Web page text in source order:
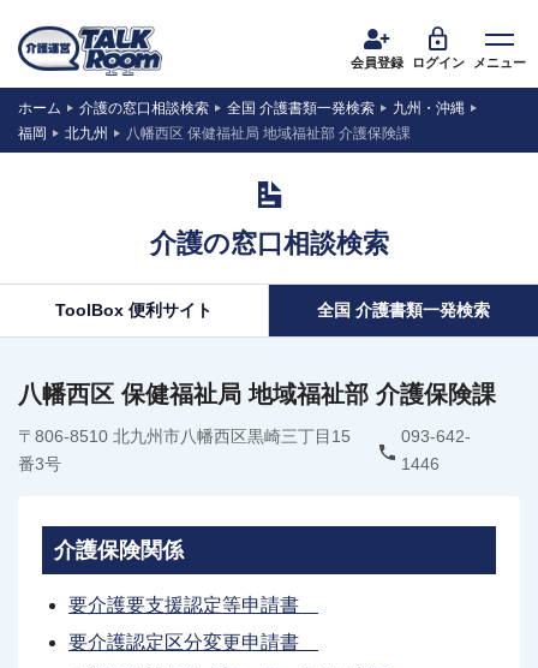
会員登録 ログイン メニュー
ホーム 介護の窓口相談検索 全国 介護書類一発検索
九州・沖縄
福岡
北九州 八幡西区 保健福祉局 地域福祉部 介護保険課
介護の窓口相談検索
ToolBox 便利サイト 全国 介護書類一発検索
八幡西区 保健福祉局 地域福祉部 介護保険課
〒806-8510 北九州市八幡西区黒崎三丁目15
番3号
093-642-
1446
介護保険関係
要介護要支援認定等申請書
要介護認定区分変更申請書